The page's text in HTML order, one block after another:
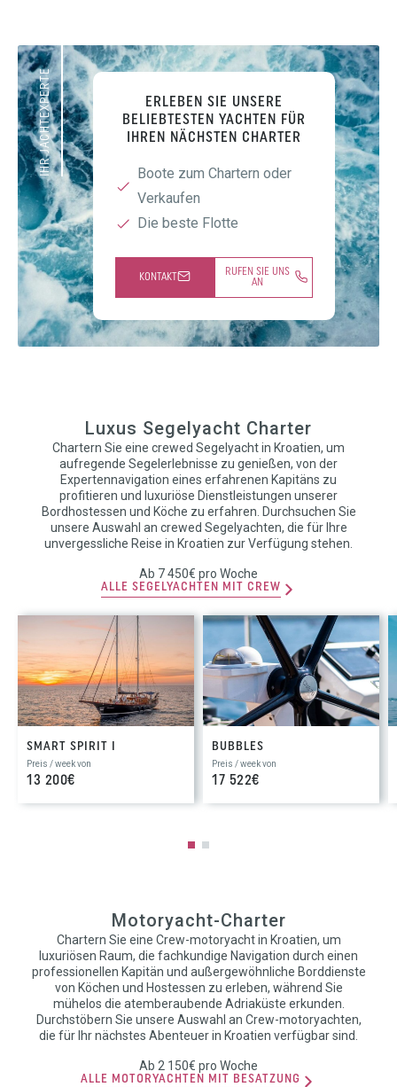
IHR JACHTEXPERTE
ERLEBEN SIE UNSERE
BELIEBTESTEN YACHTEN FÜR
IHREN NÄCHSTEN CHARTER
Boote zum Chartern oder
Verkaufen
Die beste Flotte
KONTAKT
RUFEN SIE UNS
AN
Luxus Segelyacht Charter
Chartern Sie eine crewed Segelyacht in Kroatien, um
aufregende Segelerlebnisse zu genießen, von der
Expertennavigation eines erfahrenen Kapitäns zu
profitieren und luxuriöse Dienstleistungen unserer
Bordhostessen und Köche zu erfahren. Durchsuchen Sie
unsere Auswahl an crewed Segelyachten, die für Ihre
unvergessliche Reise in Kroatien zur Verfügung stehen.
Ab 7 450€ pro Woche
ALLE SEGELYACHTEN MIT CREW
SMART SPIRIT I
Preis / week von
13 200€
BUBBLES
Preis / week von
17 522€
Motoryacht-Charter
Chartern Sie eine Crew-motoryacht in Kroatien, um
luxuriösen Raum, die fachkundige Navigation durch einen
professionellen Kapitän und außergewöhnliche Borddienste
von Köchen und Hostessen zu erleben, während Sie
mühelos die atemberaubende Adriaküste erkunden.
Durchstöbern Sie unsere Auswahl an Crew-motoryachten,
die für Ihr nächstes Abenteuer in Kroatien verfügbar sind.
Ab 2 150€ pro Woche
ALLE MOTORYACHTEN MIT BESATZUNG